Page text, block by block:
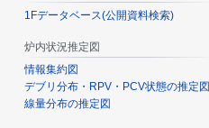
1Fデータベース(公開資料検索)
炉内状況推定図
情報集約図
デブリ分布・RPV・PCV状態の推定図
線量分布の推定図